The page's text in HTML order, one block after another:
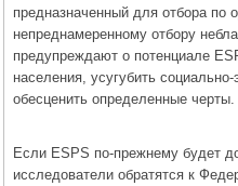
предназначенный для отбора по
непреднамеренному отбору
предупреждают о потенциале
населения, усугубить
обесценить определенные черты.
Если ESPS по-прежнему будет
исследователи обратятся к